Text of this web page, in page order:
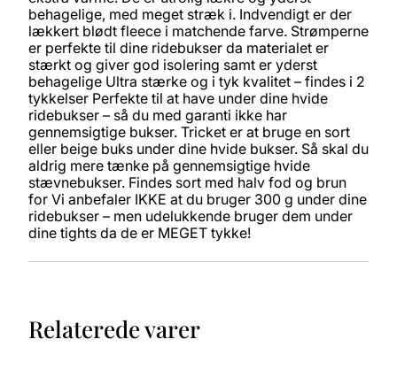
behagelige, med meget stræk i. Indvendigt er der
lækkert blødt fleece i matchende farve. Strømperne
er perfekte til dine ridebukser da materialet er
stærkt og giver god isolering samt er yderst
behagelige Ultra stærke og i tyk kvalitet – findes i 2
tykkelser Perfekte til at have under dine hvide
ridebukser – så du med garanti ikke har
gennemsigtige bukser. Tricket er at bruge en sort
eller beige buks under dine hvide bukser. Så skal du
aldrig mere tænke på gennemsigtige hvide
stævnebukser. Findes sort med halv fod og brun
for Vi anbefaler IKKE at du bruger 300 g under dine
ridebukser – men udelukkende bruger dem under
dine tights da de er MEGET tykke!
Relaterede varer